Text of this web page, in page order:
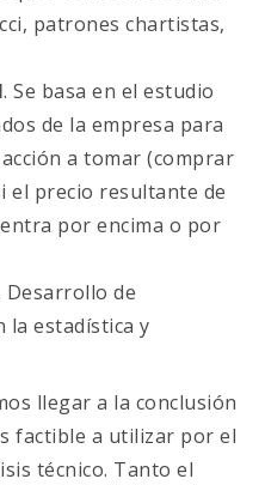
patrones chartistas,
. Se basa en el estudio
de la empresa para
a tomar (comprar
el precio resultante de
por encima o por
Desarrollo de
la estadística y
llegar a la conclusión
factible a utilizar por el
técnico. Tanto el